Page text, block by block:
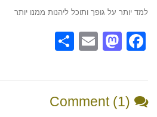
למד יותר על גופך ותוכל ליהנות ממנו יותר
Facebook
Mastodon
Email
Comment (1)